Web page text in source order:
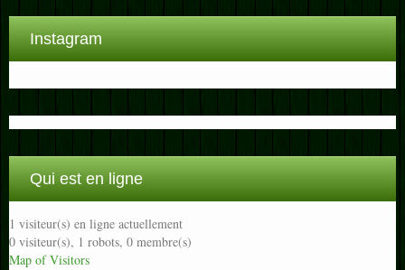
Instagram
Qui est en ligne
1 visiteur(s) en ligne actuellement
0 visiteur(s), 1 robots, 0 membre(s)
Map of Visitors